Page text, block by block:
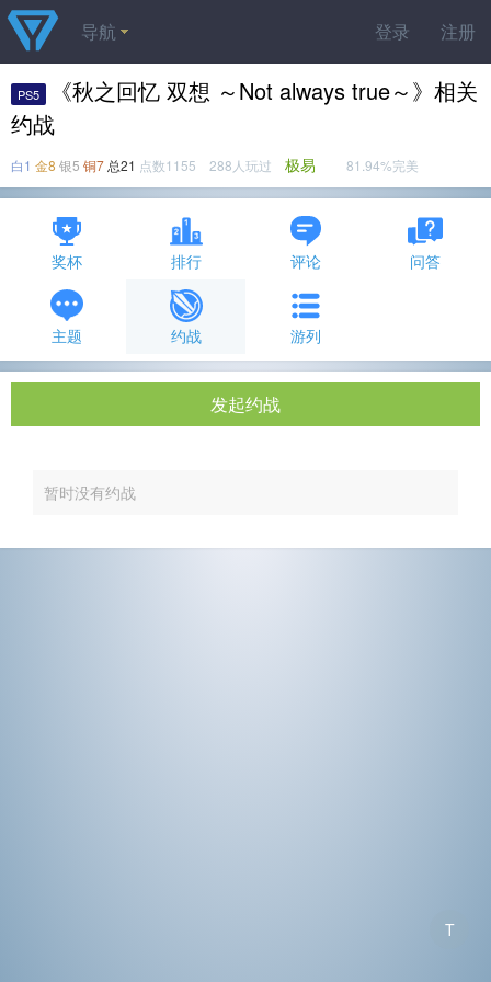
登录 注册
导航
PS5
《秋之回忆 双想 ～Not always true～》相关
约战
白1 金8 银5 铜7 总21 点数1155 288人玩过 极易 81.94%完美
奖杯 排行 评论 问答
主题 约战 游列
发起约战
暂时没有约战
T